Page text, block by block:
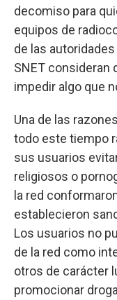
decomiso para
equipos de
de las
SNET consideran
impedir algo que
Una de las
todo este tiempo
sus usuarios
religiosos o
la red
establecieron
Los usuarios no
de la red como
otros de carácter
promocionar